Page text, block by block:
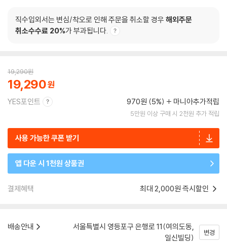
직수입외서는 변심/착오로 인해 주문을 취소할 경우 해외주문
취소수수료 20%가 부과됩니다.
19,290원
19,290
YES포인트 970원 (5%) 마니아추가적립
5만원 이상 구매 시 2천원 추가 적립
사용 가능한 쿠폰 받기
앱 다운 시 1천원 상품권
결제혜택 최대 2,000원 즉시할인
배송안내
서울특별시 영등포구 은행로 11(여의도동,
일신빌딩)
변경